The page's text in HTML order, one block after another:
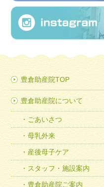
豊倉助産院TOP
豊倉助産院について
ごあいさつ
母乳外来
産後母子ケア
スタッフ・施設案内
豊倉助産院ご案内